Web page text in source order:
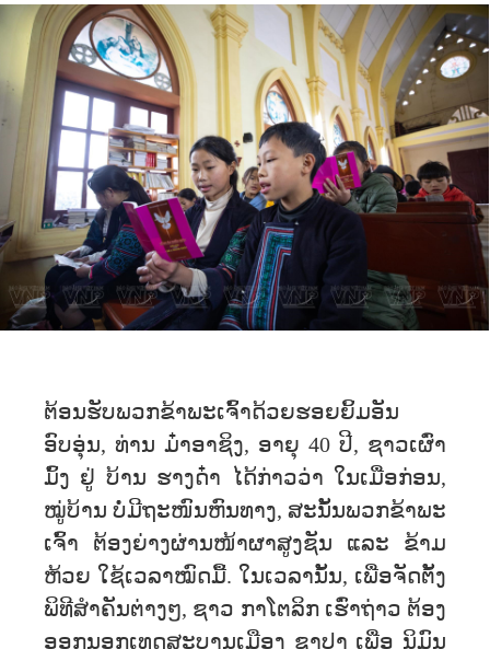
ຕ້ອນຮັບພວກຂ້າພະເຈົ້າດ້ວຍຮອຍຍິ້ມອັນ
ອົບອຸ່ນ, ທ່ານ ມ໋າອາຊິງ, ອາຍຸ 40 ປີ, ຊາວເຜົ່າ
ມົ້ງ ຢູ່ ບ້ານ ຮາງດ໋າ ໄດ້ກ່າວວ່າ ໃນເມື່ອກ່ອນ,
ໝູ່ບ້ານ ບໍ່ມີຖະໜົນຫົນທາງ, ສະນັ້ນພວກຂ້າພະ
ເຈົ້າ ຕ້ອງຍ່າງຜ່ານໜ້າຜາສູງຊັນ ແລະ ຂ້າມ
ຫ້ວຍ ໃຊ້ເວລາໝົດມື້. ໃນ​ເວລາ​ນັ້ນ, ​ເພື່ອ​ຈັດ​ຕັ້ງ​
ພິທີ​ສຳຄັນ​ຕ່າງໆ, ຊາວ ກາໂຕລິກ ເຮົ່າຖ່າວ ຕ້ອງ​
ອອກ​ນອກ​ເທດສະບານ​ເມືອງ ຊາປາ ​ເພື່ອ ນິມົນ